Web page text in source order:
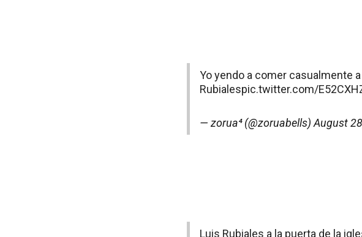
Yo yendo a comer casualmente
Rubialespic.twitter.com/
— zorua⁴ (@zoruabells)August
Luis Rubiales a la puerta de la